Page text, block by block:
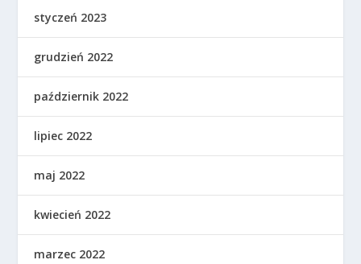
styczeń 2023
grudzień 2022
październik 2022
lipiec 2022
maj 2022
kwiecień 2022
marzec 2022